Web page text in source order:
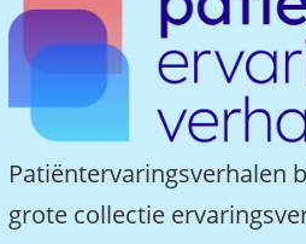
Patiëntervaringsverhalen
grote collectie